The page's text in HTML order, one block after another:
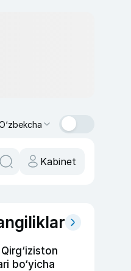
Kabinet
bo‘yicha